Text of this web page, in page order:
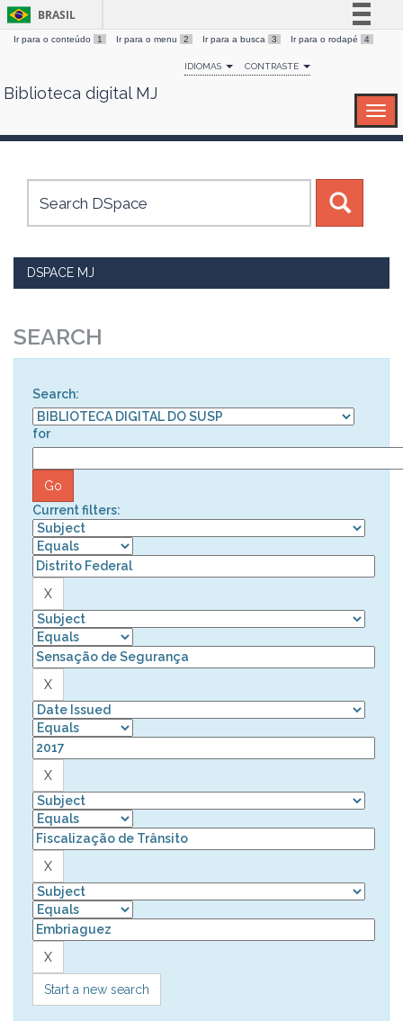
Skip
BRASIL
Simplifique!
Comunica BR
Canais
Ir para o conteúdo 1 Ir para o menu 2 Ir para a busca 3 Ir para o rodapé 4
IDIOMAS CONTRASTE
Biblioteca digital MJ
DSPACE MJ
SEARCH
Search:
for
Current filters:
Start a new search